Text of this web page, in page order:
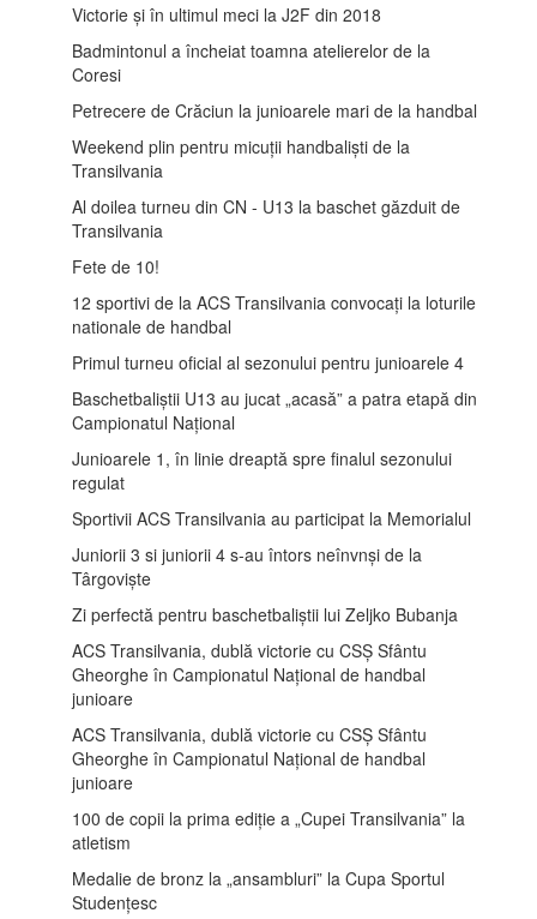
Victorie și în ultimul meci la J2F din 2018
Badmintonul a încheiat toamna atelierelor de la
Coresi
Petrecere de Crăciun la junioarele mari de la handbal
Weekend plin pentru micuții handbaliști de la
Transilvania
Al doilea turneu din CN - U13 la baschet găzduit de
Transilvania
Fete de 10!
12 sportivi de la ACS Transilvania convocați la loturile
nationale de handbal
Primul turneu oficial al sezonului pentru junioarele 4
Baschetbaliștii U13 au jucat „acasă” a patra etapă din
Campionatul Național
Junioarele 1, în linie dreaptă spre finalul sezonului
regulat
Sportivii ACS Transilvania au participat la Memorialul
Juniorii 3 si juniorii 4 s-au întors neînvnși de la
Târgoviște
Zi perfectă pentru baschetbaliștii lui Zeljko Bubanja
ACS Transilvania, dublă victorie cu CSȘ Sfântu
Gheorghe în Campionatul Național de handbal
junioare
ACS Transilvania, dublă victorie cu CSȘ Sfântu
Gheorghe în Campionatul Național de handbal
junioare
100 de copii la prima ediție a „Cupei Transilvania” la
atletism
Medalie de bronz la „ansambluri” la Cupa Sportul
Studențesc